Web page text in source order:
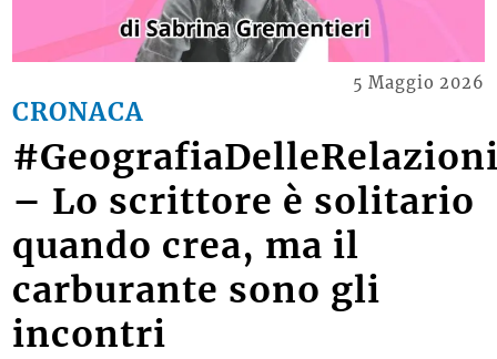
CRONACA
5 Maggio 2026
– Lo scrittore è solitario
quando crea, ma il
carburante sono gli
incontri